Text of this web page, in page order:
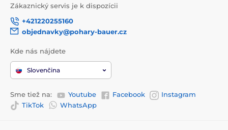
Zákaznický servis je k dispozícii
+421220255160
objednavky@pohary-bauer.cz
Kde nás nájdete
Slovenčina
Sme tiež na: Youtube Facebook
Instagram
TikTok
WhatsApp